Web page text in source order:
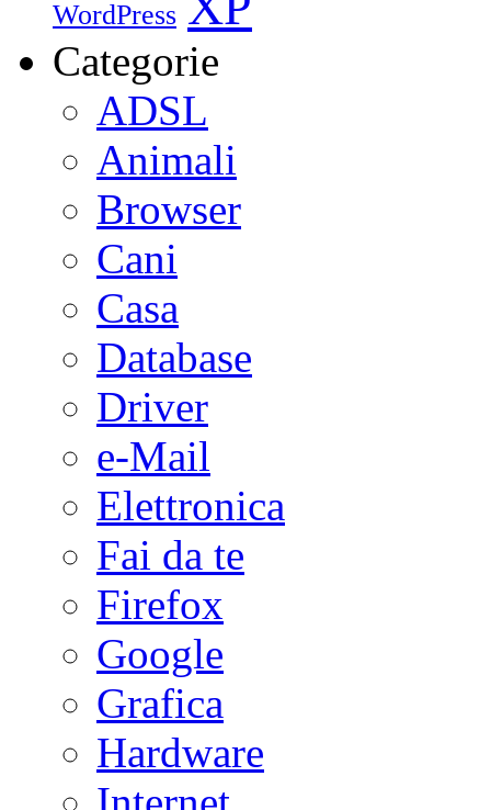
WordPress
Categorie
ADSL
Animali
Browser
Cani
Casa
Database
Driver
e-Mail
Elettronica
Fai da te
Firefox
Google
Grafica
Hardware